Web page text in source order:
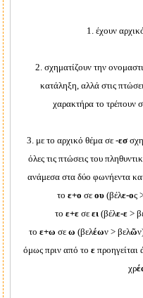
1. έχουν
2. σχηματίζουν την
κατάληξη, αλλά στις
χαρακτήρα το τρέπουν
3. με το αρχικό θέμα σε -εσ
όλες τις πτώσεις του
ανάμεσα στα δύο φωνήεντα
το ε+ο σε ου(βέλε-ος
το ε+ε σε ει (βέλε-ε >
το ε+ω σε ω (βελέων > βελῶ
όμως πριν από το ε προηγείται
χρ